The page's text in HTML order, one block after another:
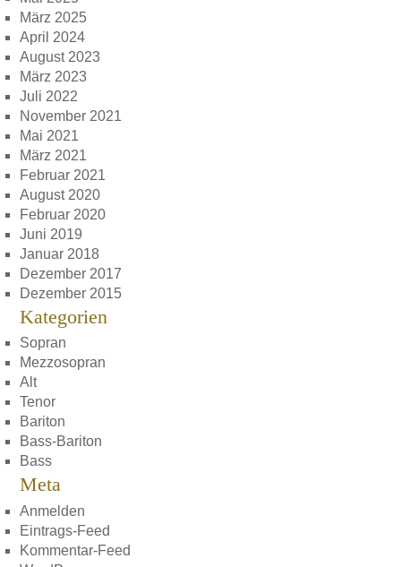
März 2025
April 2024
August 2023
März 2023
Juli 2022
November 2021
Mai 2021
März 2021
Februar 2021
August 2020
Februar 2020
Juni 2019
Januar 2018
Dezember 2017
Dezember 2015
Kategorien
Sopran
Mezzosopran
Alt
Tenor
Bariton
Bass-Bariton
Bass
Meta
Anmelden
Eintrags-Feed
Kommentar-Feed